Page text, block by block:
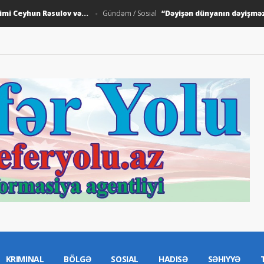
Rəsulov və... Gündəm / Sosial “Dəyişən dünyanın dəyişməz
KRIMINAL BÖLGƏ SOSIAL HADISƏ SƏHIYYƏ